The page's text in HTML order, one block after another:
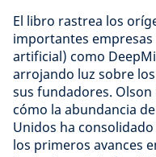
El libro rastrea los
importantes
artificial) como
arrojando luz sobre
sus fundadores.
cómo la abundancia
Unidos ha
los primeros avances